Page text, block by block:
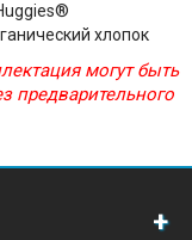
хлопок
могут быть
предварительного